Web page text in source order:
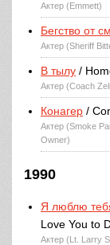
Актер (Emmett)
Бегство от
Актер (Sheriff
В тылу /
Актер (Coach
Конагер /
Актер (Smoke
Owner)
1990
Я люблю
Love You to
Актер (Lt. Larry